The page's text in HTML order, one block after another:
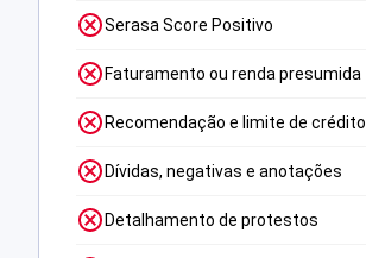
Serasa Score Positivo
Faturamento ou renda presumida
Recomendação e limite de crédito
Dívidas, negativas e anotações
Detalhamento de protestos